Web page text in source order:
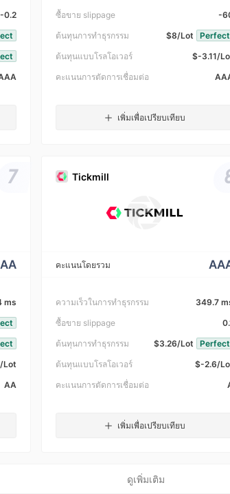
-0.2
ซื้อขาย slippage
-
ต้นทุนการทำธุรกรรม
$8/Lot
Perfect
ต้นทุนแบบโรลโอเวอร์
$-3.11/
คะแนนการตัดการเชื่อมต่อ
เพิ่มเพื่อเปรียบเทียบ
ms
Lot
AA
7 Tickmill
คะแนนโดยรวม
ความเร็วในการทำธุรกรรม
349.7
ซื้อขาย slippage
ต้นทุนการทำธุรกรรม
$3.26/Lot
Perfect
ต้นทุนแบบโรลโอเวอร์
$-2.6/
คะแนนการตัดการเชื่อมต่อ
เพิ่มเพื่อเปรียบเทียบ
ดูเพิ่มเติม